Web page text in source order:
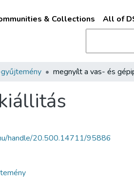
& Collections All of
handle/20.500.14711/95886